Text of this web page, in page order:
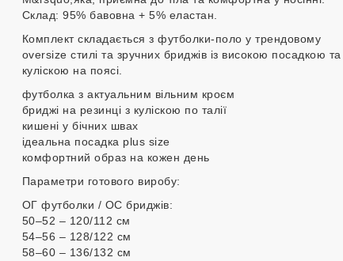
Склад: 95% бавовна + 5% еластан.
Комплект складається з футболки-поло у трендовому
oversize стилі та зручних бриджів із високою посадкою та
куліскою на поясі.
футболка з актуальним вільним кроєм
бриджі на резинці з куліскою по талії
кишені у бічних швах
ідеальна посадка plus size
комфортний образ на кожен день
Параметри готового виробу:
ОГ футболки / ОС бриджів:
50–52 – 120/112 см
54–56 – 128/122 см
58–60 – 136/132 см